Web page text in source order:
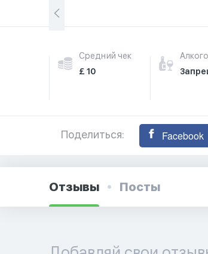
Средний чек
£ 10
Поделиться: Facebook
Отзывы Посты